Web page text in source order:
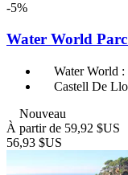
-5%
Water World
Water World
Castell De
Nouveau
À partir de 59,92 $US
56,93 $US